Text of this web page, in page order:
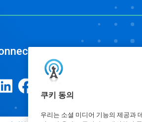
쿠키 동의
우리는 소셜 미디어 기능의 제공과